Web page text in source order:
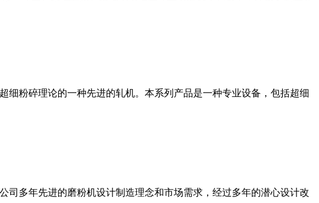
粉碎理论的一种先进的轧机。本系列产品是一种专业设备，包括超细
多年先进的磨粉机设计制造理念和市场需求，经过多年的潜心设计改